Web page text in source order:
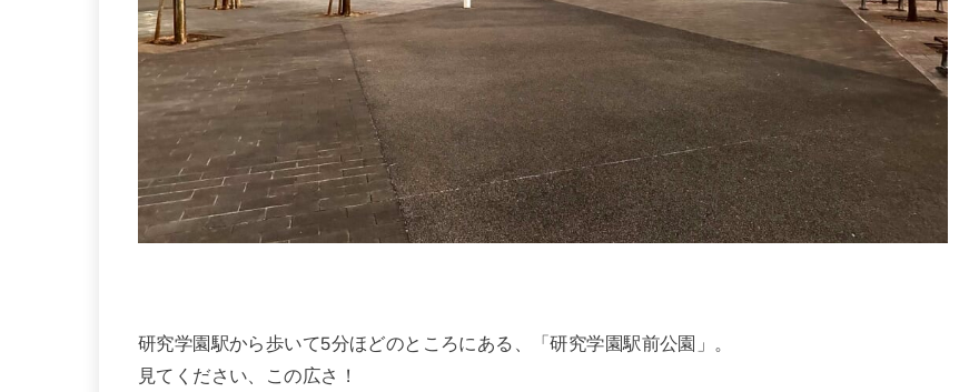
研究学園駅から歩いて5分ほどのところにある、「研究学園駅前公園」。
見てください、この広さ！